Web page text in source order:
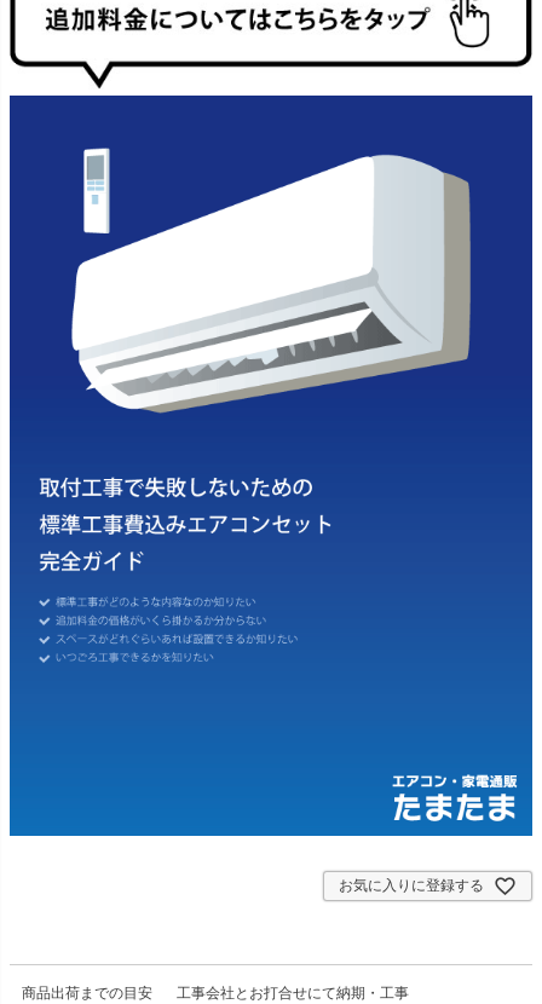
お気に入りに登録する
商品出荷までの目安
工事会社とお打合せにて納期・工事